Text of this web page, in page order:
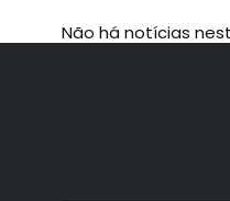
Não há notícias